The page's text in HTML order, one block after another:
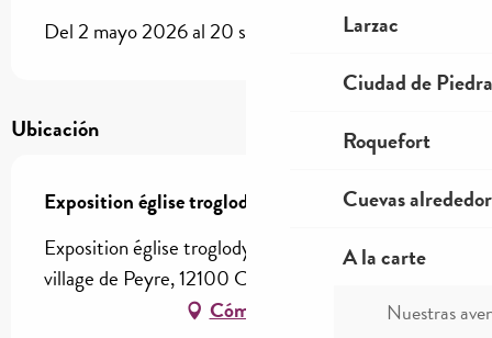
Larzac
Ciudad de Piedra
Roquefort
Cuevas
A la carte
Nuestras
Del 2 mayo 2026 al 20 septiembre 2026
Ubicación
Exposition église troglodytique de Peyre
Exposition église troglodytique de Peyre, Dans le
village de Peyre, 12100 Comprégnac
Cómo llegar